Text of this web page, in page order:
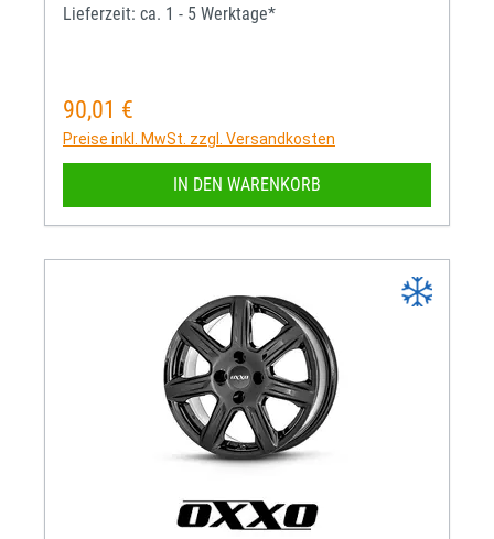
Lieferzeit: ca. 1 - 5 Werktage*
Regulärer Preis:
90,01 €
Preise inkl. MwSt. zzgl. Versandkosten
IN DEN WARENKORB